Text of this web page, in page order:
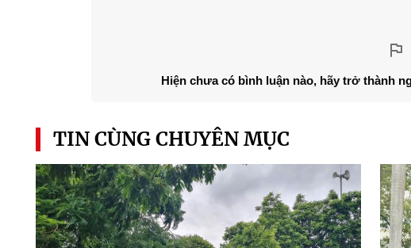
Hiện chưa có bình luận nào, hãy trở thành
TIN CÙNG CHUYÊN MỤC